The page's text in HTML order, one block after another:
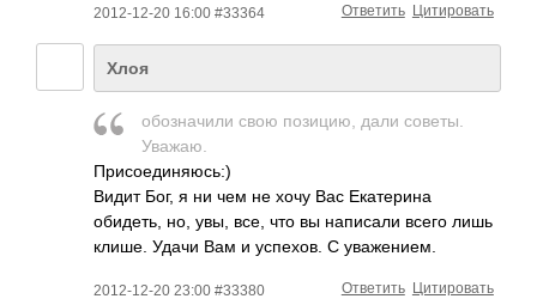
2012-12-20 16:00 #33364 Цитировать
Ответить
Хлоя
обозначили свою позицию, дали советы.
Уважаю.
Присоединяюсь:)
Видит Бог, я ни чем не хочу Вас Екатерина
обидеть, но, увы, все, что вы написали всего лишь
клише. Удачи Вам и успехов. С уважением.
2012-12-20 23:00 #33380 Цитировать
Ответить